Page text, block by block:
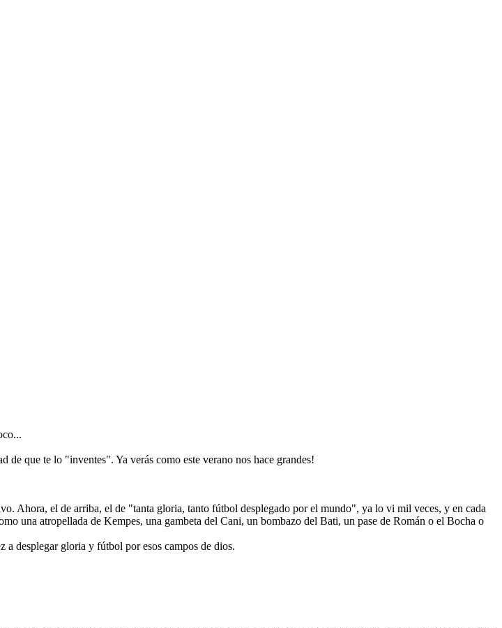
que te lo "inventes". Ya verás como este verano nos hace grandes!
Ahora, el de arriba, el de "tanta gloria, tanto fútbol desplegado por el mundo", ya lo vi mil veces, y en cada
una atropellada de Kempes, una gambeta del Cani, un bombazo del Bati, un pase de Román o el Bocha o
a desplegar gloria y fútbol por esos campos de dios.